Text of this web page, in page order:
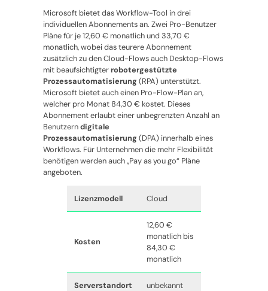
Microsoft bietet das Workflow-Tool in drei
individuellen Abonnements an. Zwei Pro-Benutzer
Pläne für je 12,60 € monatlich und 33,70 €
monatlich, wobei das teurere Abonnement
zusätzlich zu den Cloud-Flows auch Desktop-Flows
mit beaufsichtigterrobotergestützte
Prozessautomatisierung (RPA) unterstützt.
Microsoft bietet auch einen Pro-Flow-Plan an,
welcher pro Monat 84,30 € kostet. Dieses
Abonnement erlaubt einer unbegrenzten Anzahl an
Benutzerndigitale
Prozessautomatisierung (DPA) innerhalb eines
Workflows. Für Unternehmen die mehr Flexibilität
benötigen werden auch „Pay as you go“ Pläne
angeboten.
Lizenzmodell Cloud
Kosten
12,60 €
monatlich bis
84,30 €
monatlich
Serverstandort unbekannt